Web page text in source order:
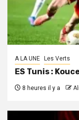
A LA UNE Les Verts
ES Tunis :
8 heures il y a